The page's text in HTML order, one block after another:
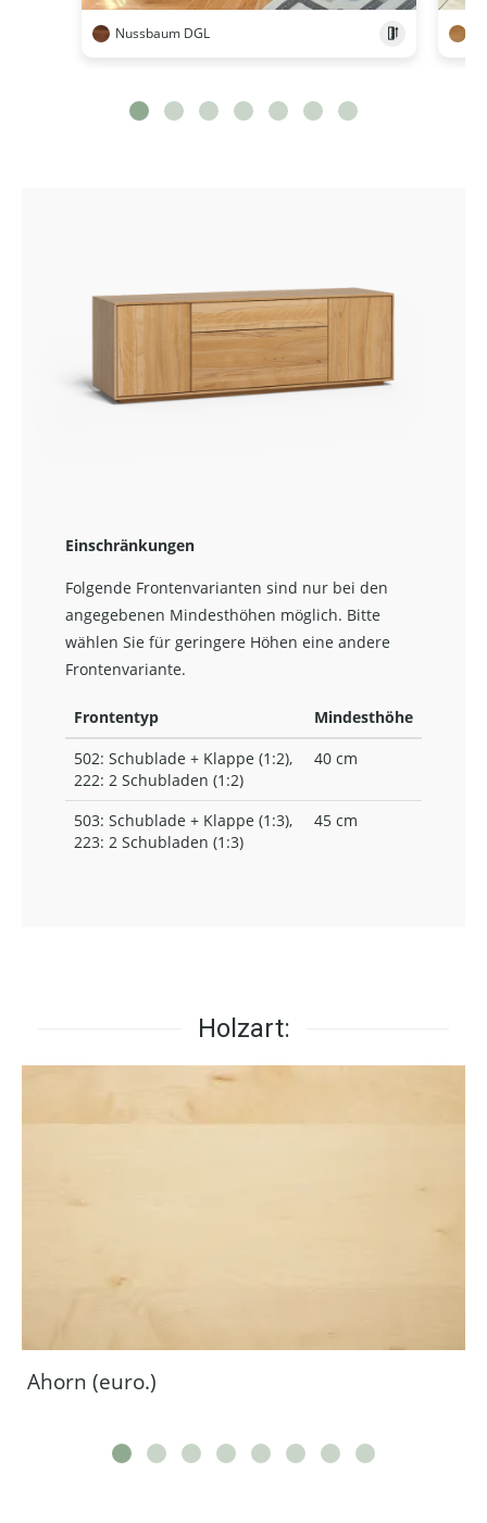
Nussbaum DGL
Einschränkungen
Folgende Frontenvarianten sind nur bei den
angegebenen Mindesthöhen möglich. Bitte
wählen Sie für geringere Höhen eine andere
Frontenvariante.
Frontentyp
Mindesthöhe
502: Schublade + Klappe (1:2),
222: 2 Schubladen (1:2)
40 cm
503: Schublade + Klappe (1:3),
223: 2 Schubladen (1:3)
45 cm
Holzart:
Ahorn (euro.)